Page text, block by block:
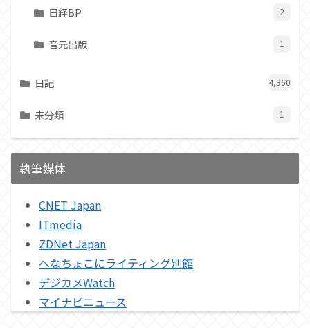
日経BP 2
音元出版 1
日記 4,360
未分類 1
執筆媒体
CNET Japan
ITmedia
ZDNet Japan
へなちょこにライティング別館
デジカメWatch
マイナビニュース